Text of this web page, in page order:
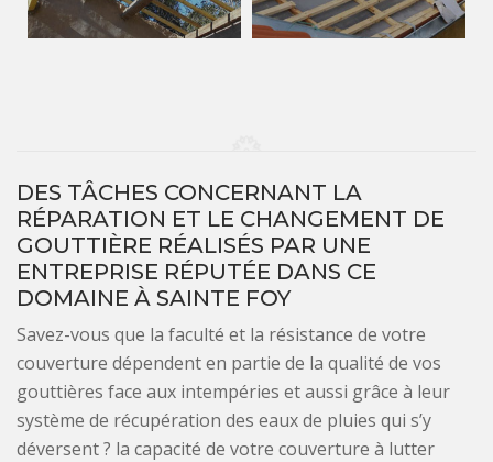
DES TÂCHES CONCERNANT LA
RÉPARATION ET LE CHANGEMENT DE
GOUTTIÈRE RÉALISÉS PAR UNE
ENTREPRISE RÉPUTÉE DANS CE
DOMAINE À SAINTE FOY
Savez-vous que la faculté et la résistance de votre
couverture dépendent en partie de la qualité de vos
gouttières face aux intempéries et aussi grâce à leur
système de récupération des eaux de pluies qui s’y
déversent ? la capacité de votre couverture à lutter